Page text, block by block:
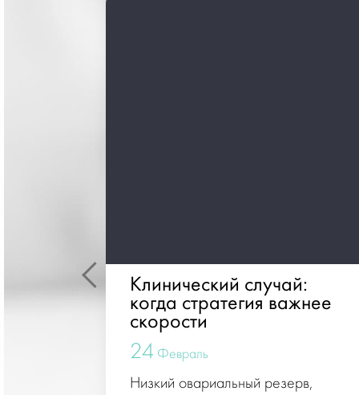
Клинический случай:
когда стратегия важнее
скорости
24 Февраль
Низкий овариальный резерв,